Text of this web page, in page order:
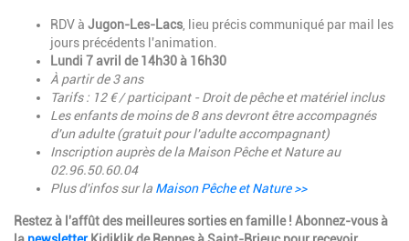
RDV à Jugon-Les-Lacs , lieu précis communiqué par mail les
jours précédents l'animation.
Lundi 7 avril de 14h30 à 16h30
À partir de 3 ans
Tarifs : 12 € / participant -Droit de pêche et matériel inclus
Les enfants de moins de 8 ans devront être accompagnés
d'un adulte (gratuit pour l'adulte accompagnant)
Inscription auprès de la Maison Pêche et Nature au
02.96.50.60.04
Plus d'infos sur la Maison Pêche et Nature >>
Restez à l'affût des meilleures sorties en famille ! Abonnez-vous à